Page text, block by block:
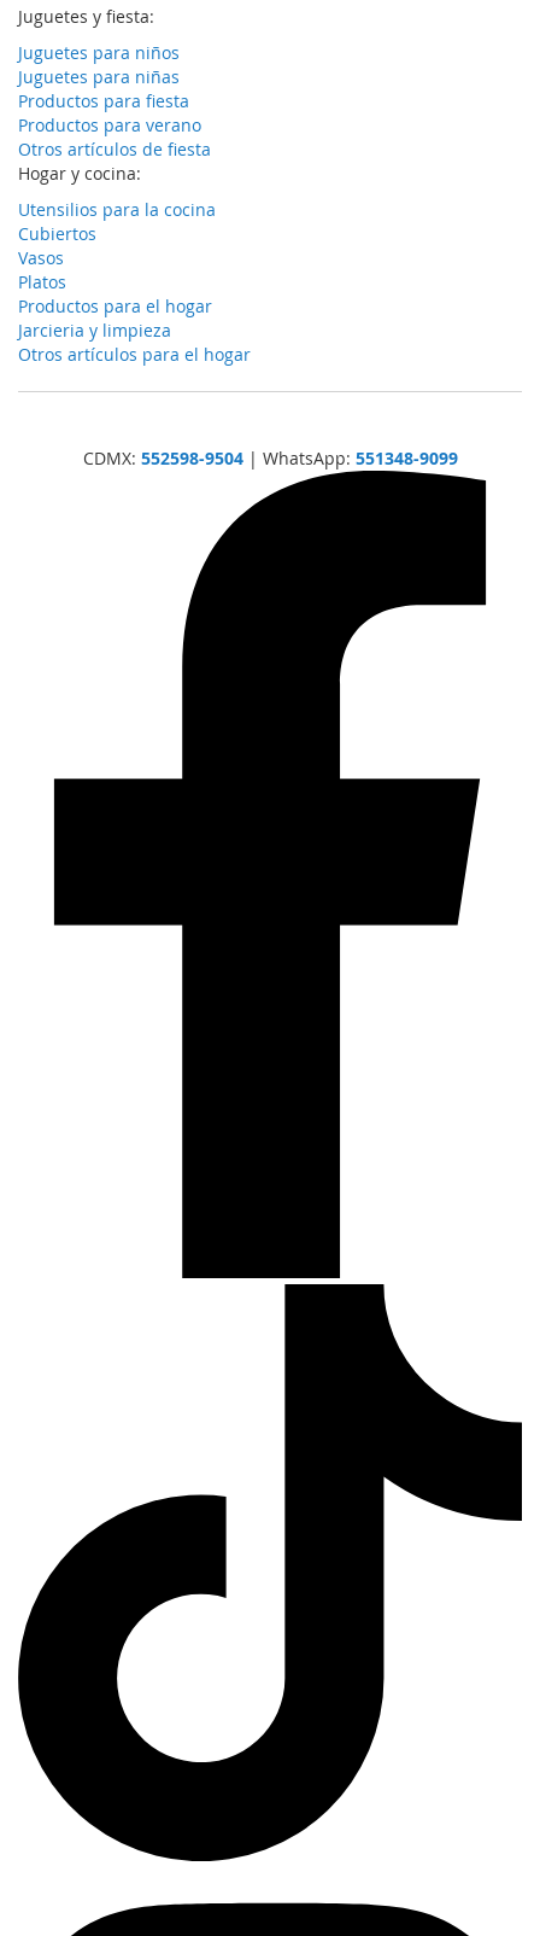
Juguetes y fiesta:
Juguetes para niños
Juguetes para niñas
Productos para fiesta
Productos para verano
Otros artículos de fiesta
Hogar y cocina:
Utensilios para la cocina
Cubiertos
Vasos
Platos
Productos para el hogar
Jarcieria y limpieza
Otros artículos para el hogar
CDMX: 552598-9504| WhatsApp: 551348-9099